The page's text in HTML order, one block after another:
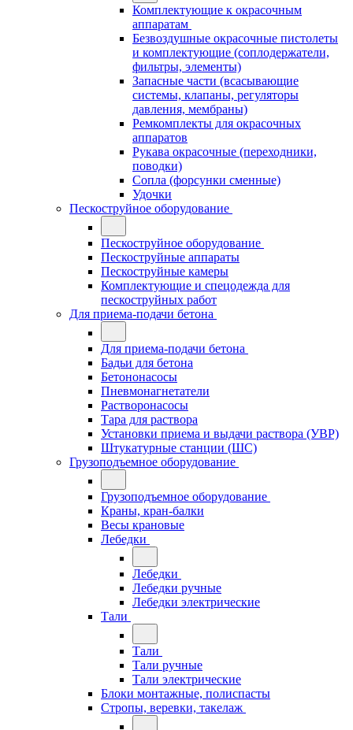
Комплектующие к окрасочным
аппаратам
Безвоздушные окрасочные пистолеты
и комплектующие (соплодержатели,
фильтры, элементы)
Запасные части (всасывающие
системы, клапаны, регуляторы
давления, мембраны)
Ремкомплекты для окрасочных
аппаратов
Рукава окрасочные (переходники,
поводки)
Сопла (форсунки сменные)
Удочки
Пескоструйное оборудование
Пескоструйное оборудование
Пескоструйные аппараты
Пескоструйные камеры
Комплектующие и спецодежда для
пескоструйных работ
Для приема-подачи бетона
Для приема-подачи бетона
Бадьи для бетона
Бетононасосы
Пневмонагнетатели
Растворонасосы
Тара для раствора
Установки приема и выдачи раствора (УВР)
Штукатурные станции (ШС)
Грузоподъемное оборудование
Грузоподъемное оборудование
Краны, кран-балки
Весы крановые
Лебедки
Лебедки
Лебедки ручные
Лебедки электрические
Тали
Тали
Тали ручные
Тали электрические
Блоки монтажные, полиспасты
Стропы, веревки, такелаж